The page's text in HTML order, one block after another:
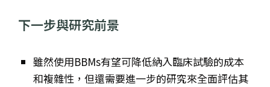
下一步與研究前景
雖然使用BBMs有望可降低納入臨床試驗的成本
和複雜性，但還需要進一步的研究來全面評估其